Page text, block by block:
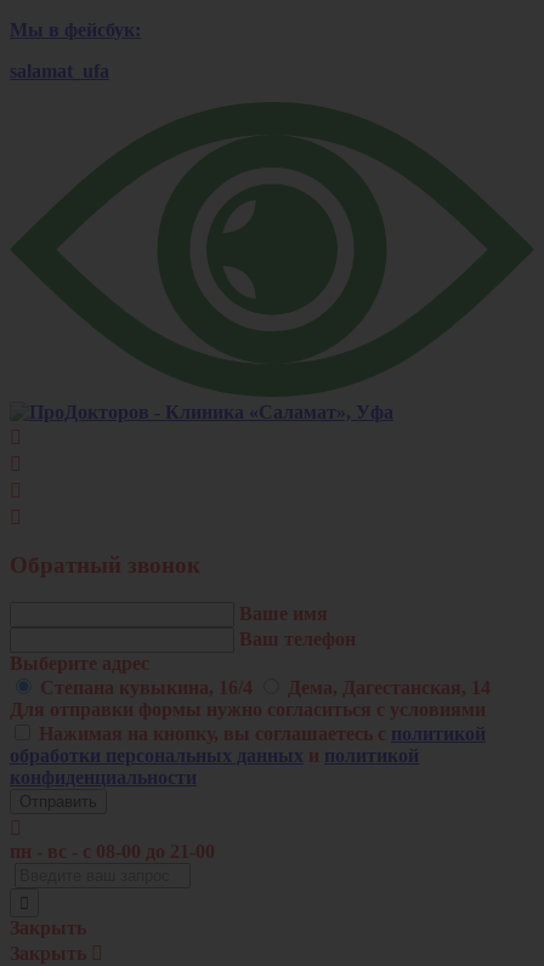
Мы в фейсбук:
salamat_ufa
Обратный звонок
Ваше имя
Ваш телефон
Выберите адрес
Степана кувыкина, 16/4
Дема, Дагестанская, 14
Для отправки формы нужно согласиться с условиями
Нажимая на кнопку, вы соглашаетесь с политикой
обработки персональных данных и политикой
конфиденциальности
пн - вс - c 08-00 до 21-00
Закрыть
Закрыть